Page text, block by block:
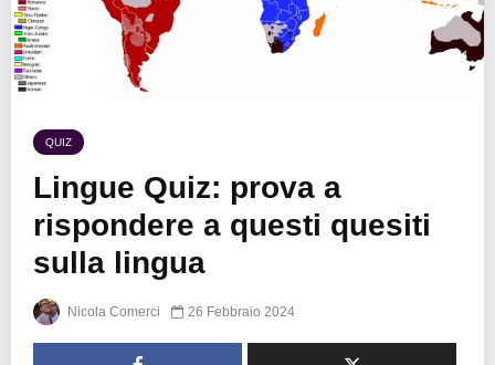
QUIZ
Lingue Quiz: prova a
rispondere a questi quesiti
sulla lingua
Nicola Comerci 26 Febbraio 2024